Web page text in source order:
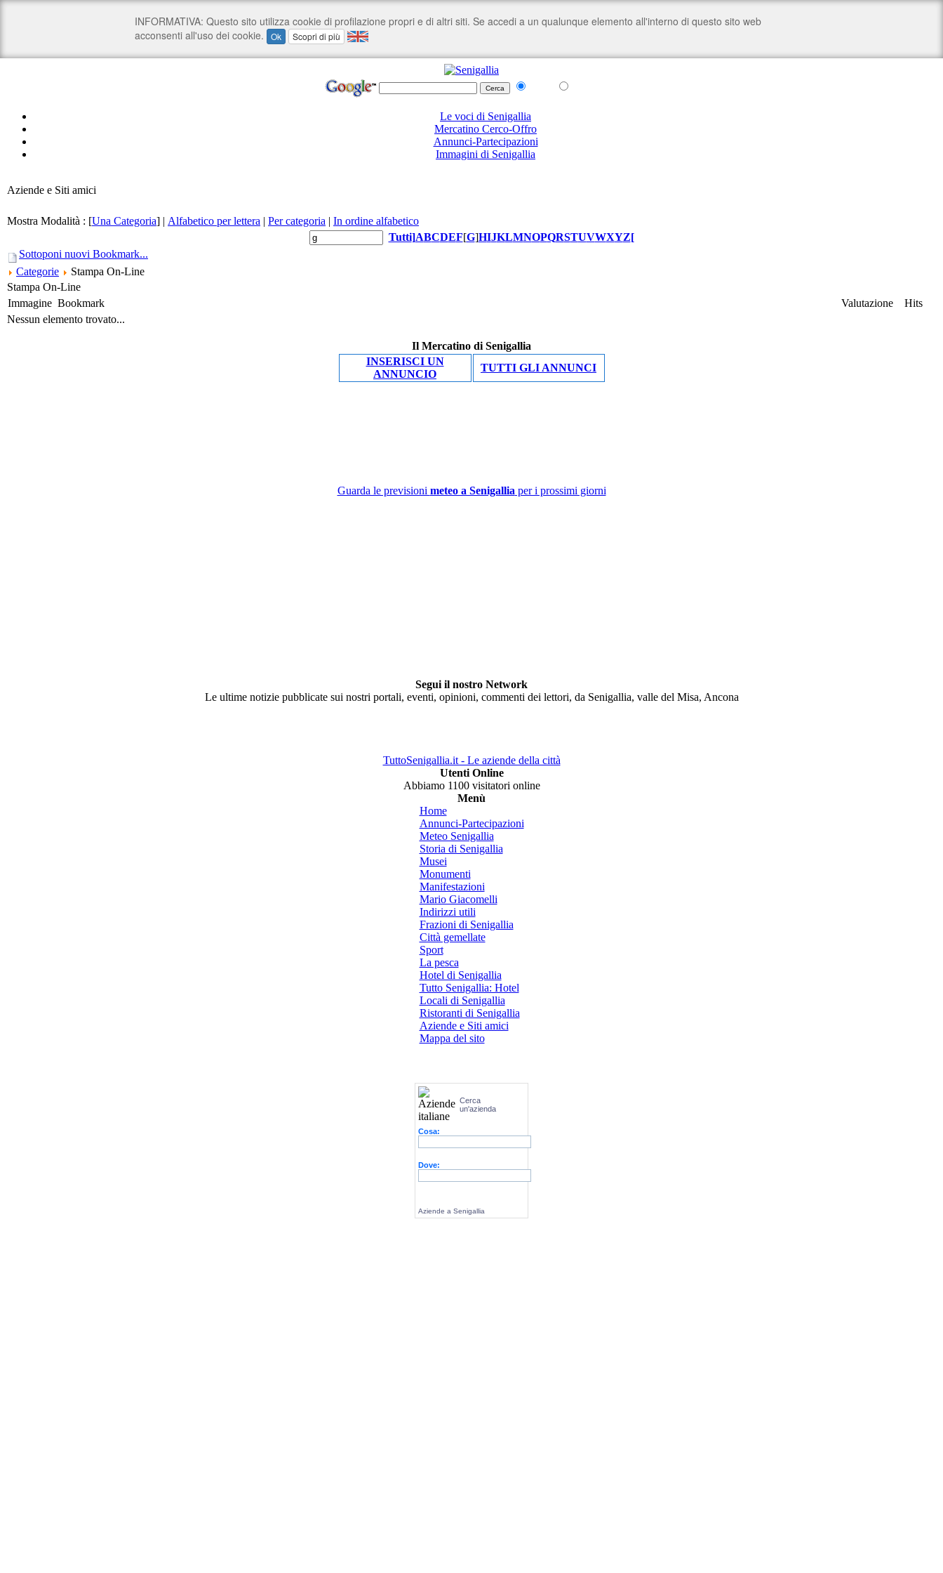
Le voci di Senigallia
Mercatino Cerco-Offro
Annunci-Partecipazioni
Immagini di Senigallia
Aziende e Siti amici
Mostra Modalità : [Una Categoria] | Alfabetico per lettera | Per categoria | In ordine alfabetico
Tutti]ABCDEF[G]HIJKLMNOPQRSTUVWXYZ[
Sottoponi nuovi Bookmark...
Categorie
Stampa On-Line
Stampa On-Line
Immagine Bookmark Valutazione
Hits
Nessun elemento trovato...
Il Mercatino di Senigallia
INSERISCI UN
ANNUNCIO
TUTTI GLI ANNUNCI
Guarda le previsioni meteo a Senigallia per i prossimi giorni
Segui il nostro Network
Le ultime notizie pubblicate sui nostri portali, eventi, opinioni, commenti dei lettori, da Senigallia, valle del Misa, Ancona
TuttoSenigallia.it - Le aziende della città
Utenti Online
Abbiamo 1100 visitatori online
Menù
Home
Annunci-Partecipazioni
Meteo Senigallia
Storia di Senigallia
Musei
Monumenti
Manifestazioni
Mario Giacomelli
Indirizzi utili
Frazioni di Senigallia
Città gemellate
Sport
La pesca
Hotel di Senigallia
Tutto Senigallia: Hotel
Locali di Senigallia
Ristoranti di Senigallia
Aziende e Siti amici
Mappa del sito
Cerca
un'azienda
Cosa:
Dove:
Aziende a Senigallia